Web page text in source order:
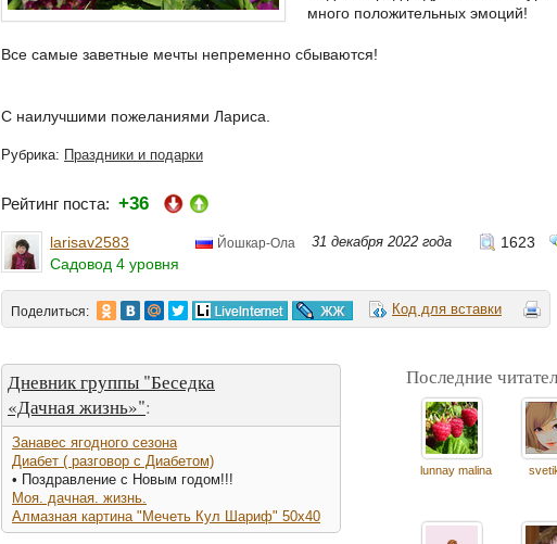
много положительных эмоций!
Все самые заветные мечты непременно сбываются!
С наилучшими пожеланиями Лариса.
Рубрика: Праздники и подарки
Рейтинг поста: +36
larisav2583
Садовод 4 уровня
Йошкар-Ола 31 декабря 2022 года 1623
Поделиться: Код для вставки
Дневник группы "Беседка
«Дачная жизнь»":
Занавес ягодного сезона
Диабет ( разговор с Диабетом)
• Поздравление с Новым годом!!!
Моя. дачная. жизнь.
Алмазная картина "Мечеть Кул Шариф" 50х40
Последние
lunnay malina